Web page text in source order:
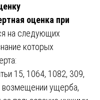
оценка при
на следующих
которых
15, 1064, 1082, 309,
ущерба,